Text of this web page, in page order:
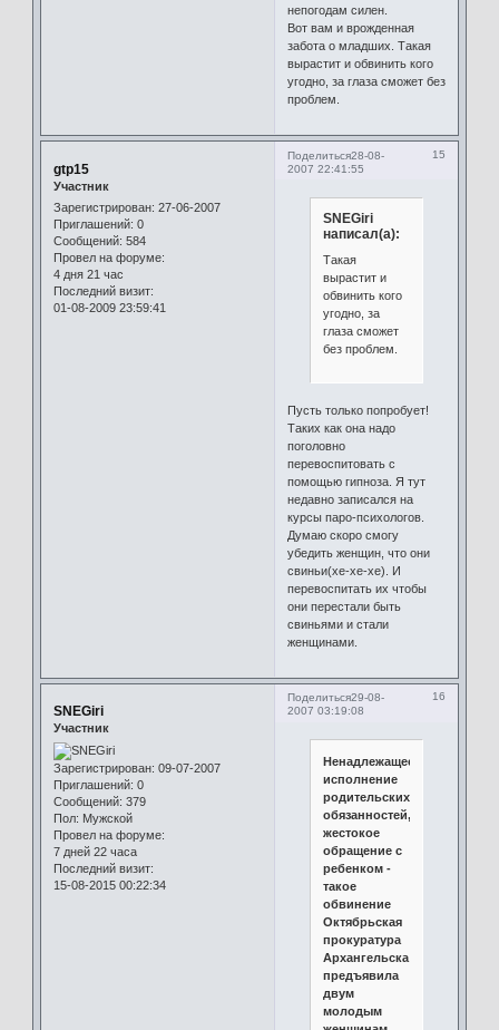
непогодам силен.
Вот вам и врожденная
забота о младших. Такая
вырастит и обвинить кого
угодно, за глаза сможет без
проблем.
Поделиться 15
28-08-
2007 22:41:55
gtp15
Участник
Зарегистрирован: 27-06-2007
Приглашений: 0
Сообщений: 584
Провел на форуме:
4 дня 21 час
Последний визит:
01-08-2009 23:59:41
SNEGiri
написал(а):
Такая
вырастит и
обвинить кого
угодно, за
глаза сможет
без проблем.
Пусть только попробует!
Таких как она надо
поголовно
перевоспитовать с
помощью гипноза. Я тут
недавно записался на
курсы паро-психологов.
Думаю скоро смогу
убедить женщин, что они
свиньи(хе-хе-хе). И
перевоспитать их чтобы
они перестали быть
свиньями и стали
женщинами.
Поделиться 16
29-08-
2007 03:19:08
SNEGiri
Участник
Зарегистрирован: 09-07-2007
Приглашений: 0
Сообщений: 379
Пол: Мужской
Провел на форуме:
7 дней 22 часа
Последний визит:
15-08-2015 00:22:34
Ненадлежащее
исполнение
родительских
обязанностей,
жестокое
обращение с
ребенком -
такое
обвинение
Октябрьская
прокуратура
Архангельска
предъявила
двум
молодым